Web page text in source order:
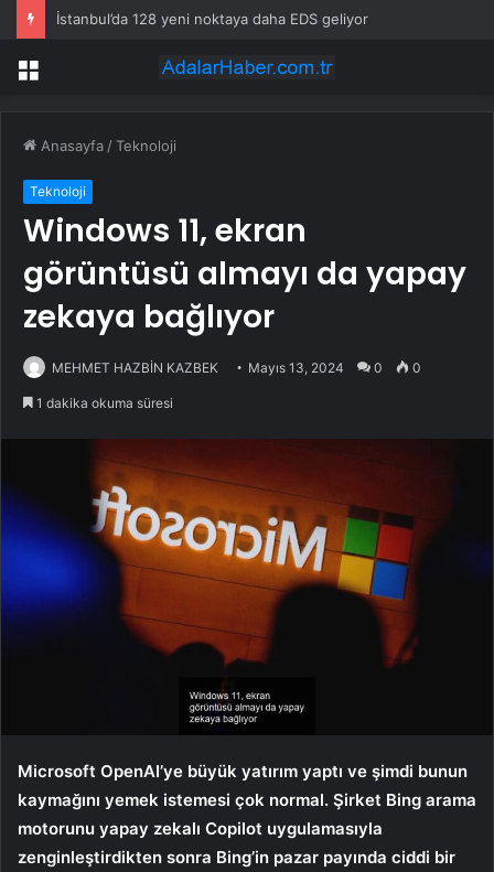
İstanbul’da 128 yeni noktaya daha EDS geliyor
Menü
Anasayfa /Teknoloji
Teknoloji
Windows 11, ekran
görüntüsü almayı da yapay
zekaya bağlıyor
MEHMET HAZBİN KAZBEK Mayıs 13, 2024 0 0
1 dakika okuma süresi
Microsoft OpenAI’ye büyük yatırım yaptı ve şimdi bunun
kaymağını yemek istemesi çok normal. Şirket Bing arama
motorunu yapay zekalı Copilot uygulamasıyla
zenginleştirdikten sonra Bing’in pazar payında ciddi bir